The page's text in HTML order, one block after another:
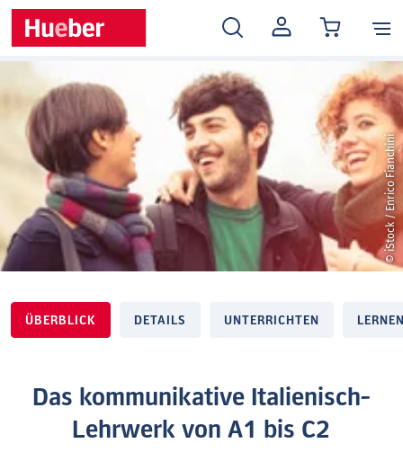
MEIN
KONTO
© iStock / Enrico Fianchini
ÜBERBLICK DETAILS UNTERRICHTEN
Das kommunikative Italienisch-
Lehrwerk von A1 bis C2